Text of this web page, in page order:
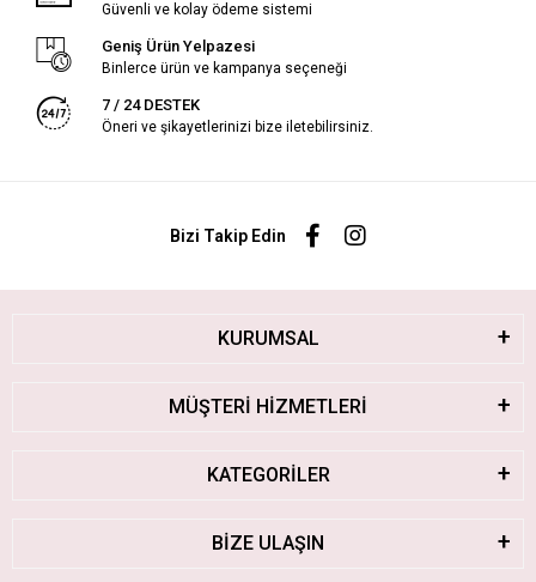
Güvenli ve kolay ödeme sistemi
Geniş Ürün Yelpazesi
Binlerce ürün ve kampanya seçeneği
7 / 24 DESTEK
Öneri ve şikayetlerinizi bize iletebilirsiniz.
Bizi Takip Edin
KURUMSAL
MÜŞTERİ HİZMETLERİ
KATEGORİLER
BİZE ULAŞIN